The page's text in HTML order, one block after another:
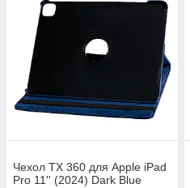
Чехол TX 360 для Apple iPad
Pro 11'' (2024) Dark Blue